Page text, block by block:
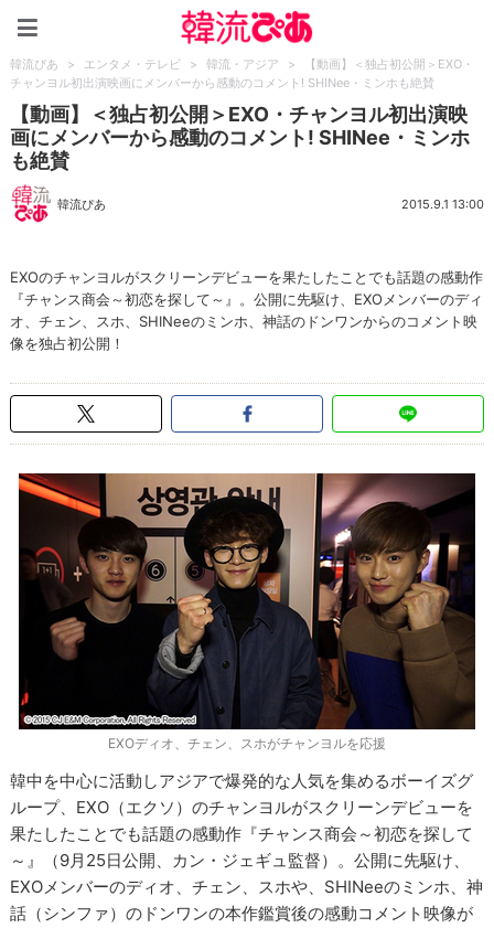
韓流ぴあ > エンタメ・テレビ > 韓流・アジア >
【動画】＜独占初公開＞EXO・
チャンヨル初出演映画にメンバーから感動のコメント! SHINee・ミンホも絶賛
【動画】＜独占初公開＞EXO・チャンヨル初出演映
画にメンバーから感動のコメント! SHINee・ミンホ
も絶賛
韓流ぴあ 2015.9.1 13:00
EXOのチャンヨルがスクリーンデビューを果たしたことでも話題の感動作
『チャンス商会～初恋を探して～』。公開に先駆け、EXOメンバーのディ
オ、チェン、スホ、SHINeeのミンホ、神話のドンワンからのコメント映
像を独占初公開！
EXOディオ、チェン、スホがチャンヨルを応援
韓中を中心に活動しアジアで爆発的な人気を集めるボーイズグ
ループ、EXO（エクソ）のチャンヨルがスクリーンデビューを
果たしたことでも話題の感動作『チャンス商会～初恋を探して
～』（9月25日公開、カン・ジェギュ監督）。公開に先駆け、
EXOメンバーのディオ、チェン、スホや、SHINeeのミンホ、神
話（シンファ）のドンワンの本作鑑賞後の感動コメント映像が